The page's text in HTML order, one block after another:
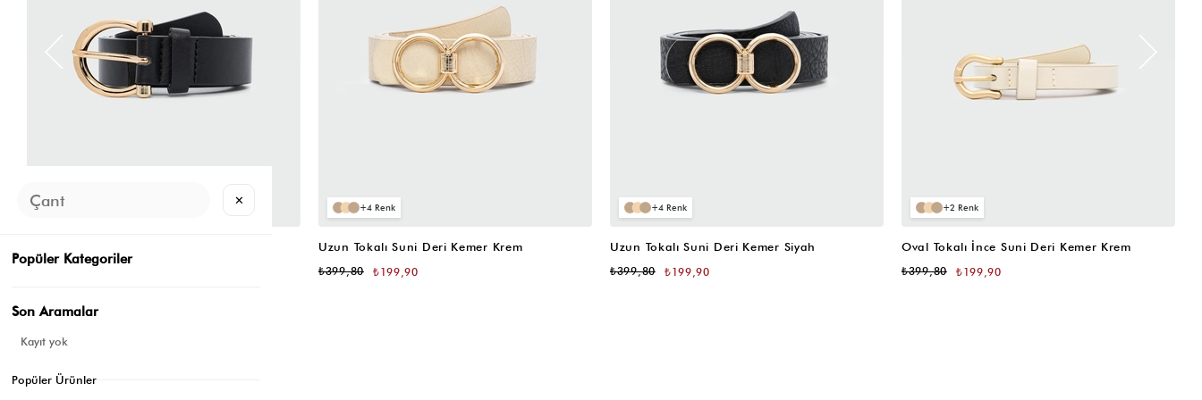
4
Uzun Tokalı Suni Deri Kemer Krem
₺199,90
₺399,80
4
Uzun Tokalı Suni Deri Kemer Siyah
₺199,90
₺399,80
2
Oval Tokalı İnce Suni Deri Kemer Krem
₺199,90
₺399,80
✕
Popüler Kategoriler
Son Aramalar
Kayıt yok
Popüler Ürünler